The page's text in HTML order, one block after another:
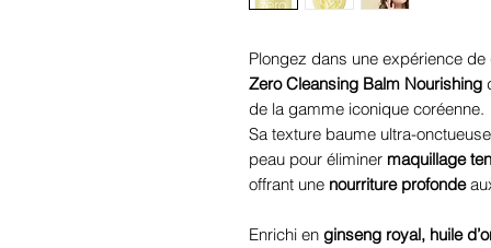
Plongez dans une expérience
Zero Cleansing Balm Nourishing
de la gamme iconique coréenne.
Sa texture baume ultra-
peau pour éliminer maquillage
offrant une nourriture profonde
Enrichi en ginseng royal, huile